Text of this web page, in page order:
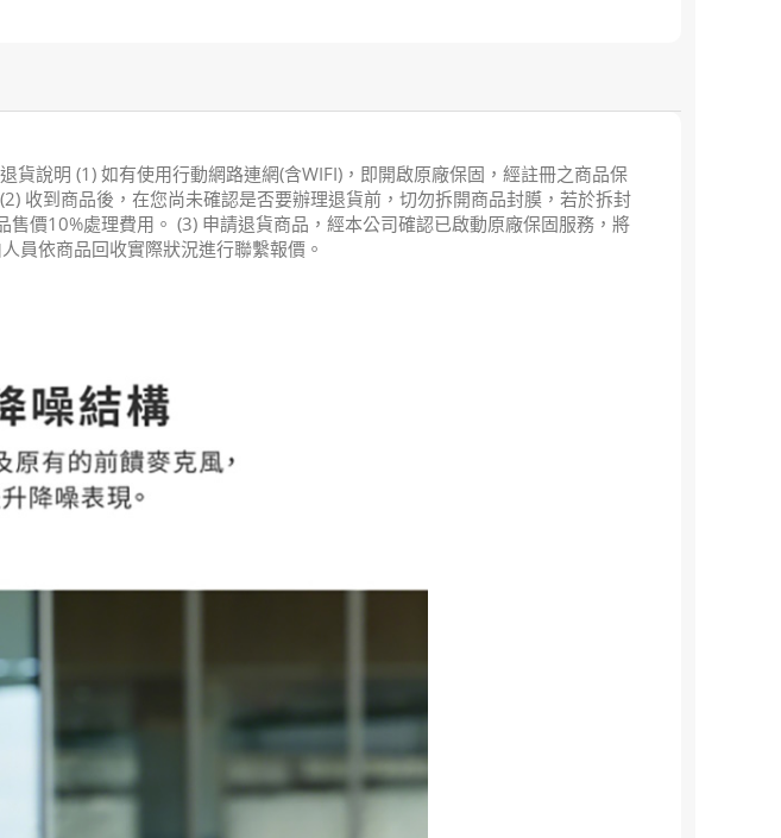
說明 (1) 如有使用行動網路連網(含WIFI)，即開啟原廠保固，經註冊之商品保
收到商品後，在您尚未確認是否要辦理退貨前，切勿拆開商品封膜，若於拆封
價10%處理費用。 (3) 申請退貨商品，經本公司確認已啟動原廠保固服務，將
員依商品回收實際狀況進行聯繫報價。